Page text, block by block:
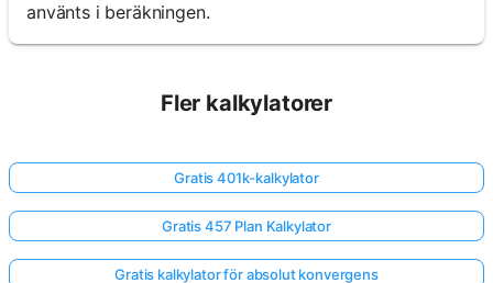
använts i beräkningen.
Fler kalkylatorer
Gratis 401k-kalkylator
Gratis 457 Plan Kalkylator
Gratis kalkylator för absolut konvergens